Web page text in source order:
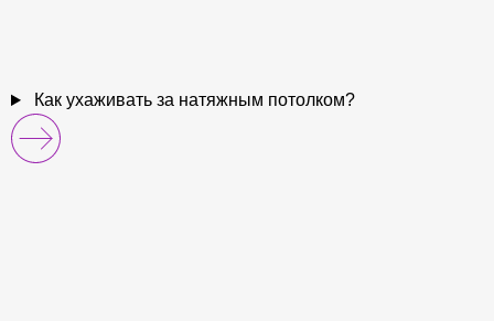
Как ухаживать за натяжным потолком?